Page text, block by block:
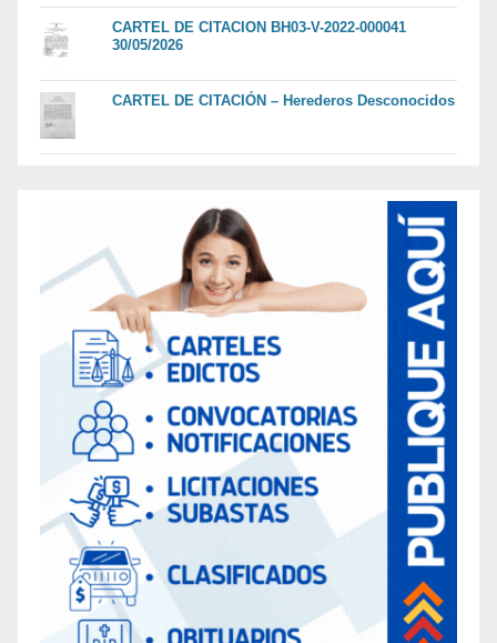
CARTEL DE CITACION BH03-V-2022-000041
30/05/2026
CARTEL DE CITACIÓN – Herederos Desconocidos